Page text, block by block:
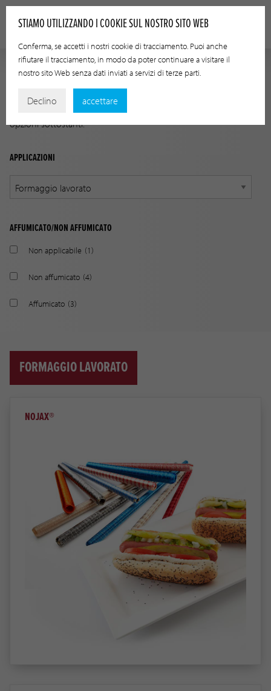
Trova il prodotto giusto per la tua applicazione usando le
opzioni sottostanti.
APPLICAZIONI
AFFUMICATO/NON AFFUMICATO
Non applicabile (1)
Non affumicato (4)
Affumicato (3)
FORMAGGIO LAVORATO
NOJAX®
STIAMO UTILIZZANDO I COOKIE SUL NOSTRO SITO WEB
Conferma, se accetti i nostri cookie di tracciamento. Puoi anche
rifiutare il tracciamento, in modo da poter continuare a visitare il
nostro sito Web senza dati inviati a servizi di terze parti.
Declino accettare